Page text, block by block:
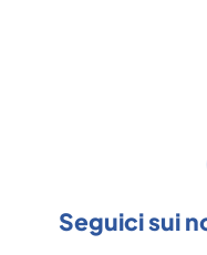
Seguici sui